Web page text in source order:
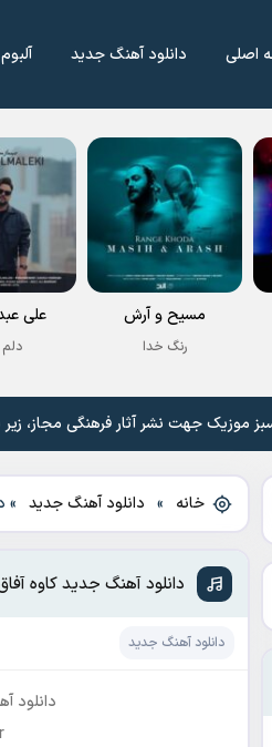
اصلی دانلود آهنگ جدید
مسیح و آرش
رنگ خدا
علی
دلم
موزیک جهت نشر آثار فرهنگی مجاز،
خانه » دانلود آهنگ جدید »
دانلود آهنگ جدید کاوه
دانلود آهنگ جدید
دانلود